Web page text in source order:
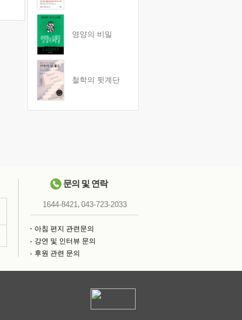
영양의 비밀
철학의 뒷계단
문의 및 연락
1644-8421, 043-723-2033
아침 편지 관련문의
강연 및 인터뷰 문의
후원 관련 문의